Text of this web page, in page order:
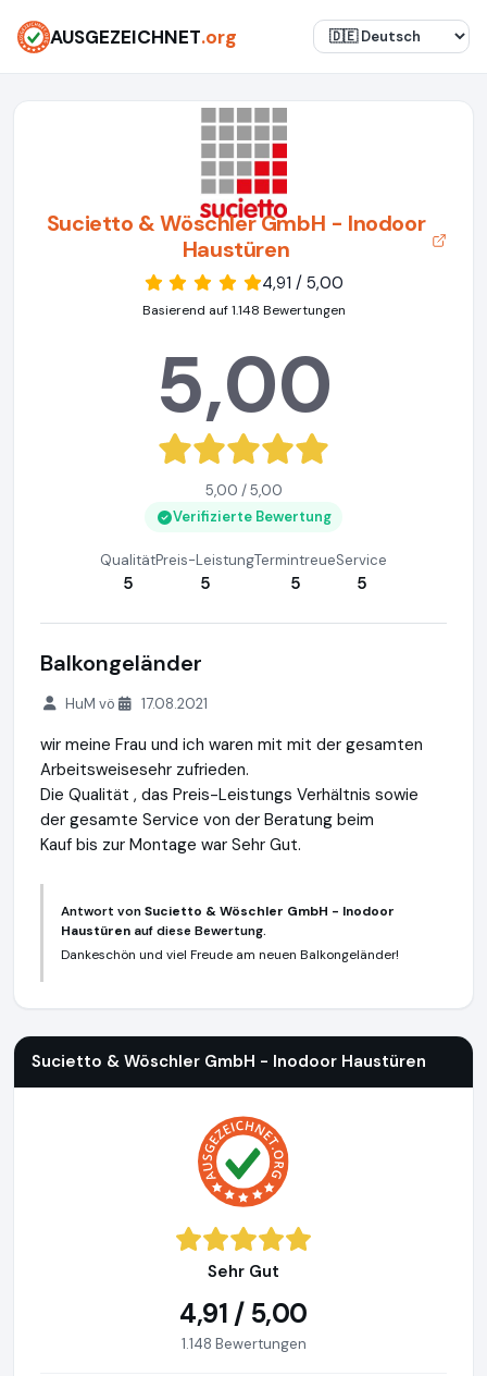
AUSGEZEICHNET.org
Sucietto & Wöschler GmbH - Inodoor
Haustüren
4,91 / 5,00
Basierend auf 1.148 Bewertungen
5,00
5,00 / 5,00
Verifizierte Bewertung
Qualität
5
Preis-Leistung
5
Termintreue
5
Service
5
Balkongeländer
HuM vö 17.08.2021
wir meine Frau und ich waren mit mit der gesamten
Arbeitsweisesehr zufrieden.
Die Qualität , das Preis-Leistungs Verhältnis sowie
der gesamte Service von der Beratung beim
Kauf bis zur Montage war Sehr Gut.
Antwort vonSucietto & Wöschler GmbH - Inodoor
Haustüren auf diese Bewertung.
Dankeschön und viel Freude am neuen Balkongeländer!
Sucietto & Wöschler GmbH - Inodoor Haustüren
Sehr Gut
4,91 / 5,00
1.148 Bewertungen